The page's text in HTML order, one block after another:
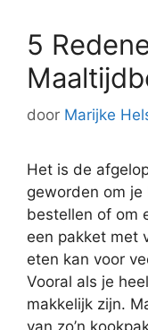
5
door Marijke
Het is de
geworden om
bestellen of om
een pakket met
eten kan voor
Vooral als je
makkelijk zijn.